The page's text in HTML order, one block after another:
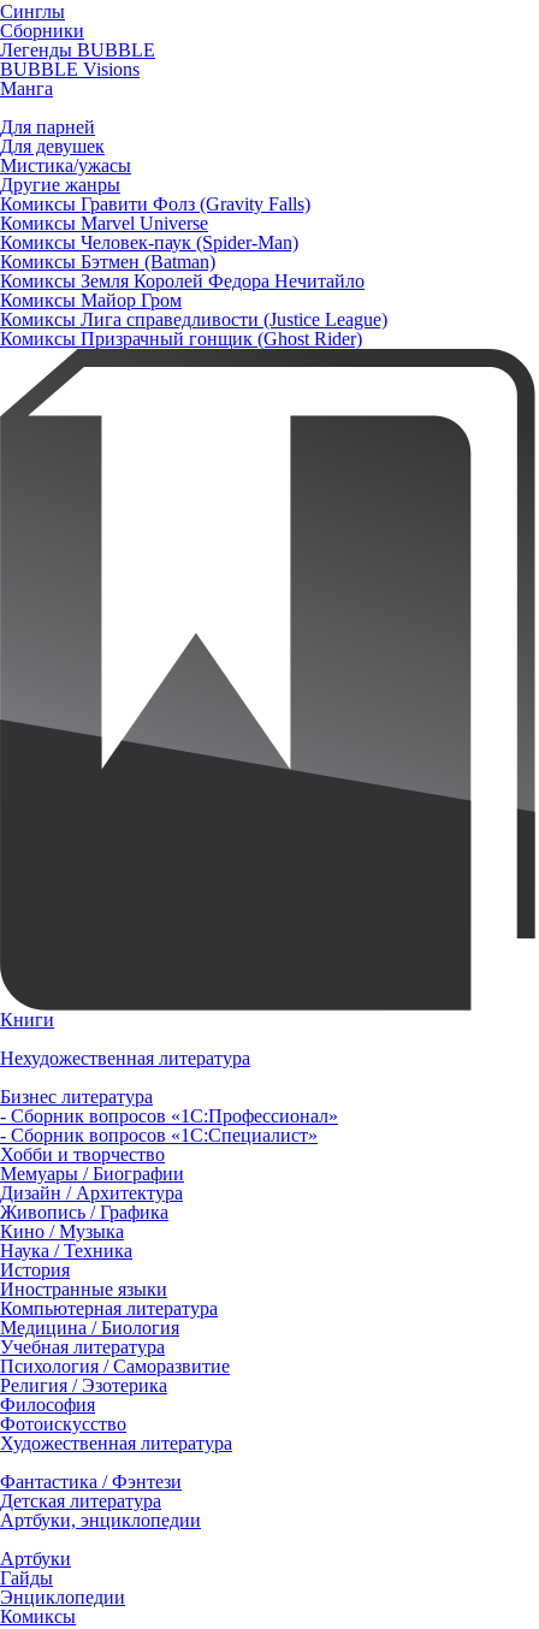
Синглы
Сборники
Легенды BUBBLE
BUBBLE Visions
Манга
Для парней
Для девушек
Мистика/ужасы
Другие жанры
Комиксы Гравити Фолз (Gravity Falls)
Комиксы Marvel Universe
Комиксы Человек-паук (Spider-Man)
Комиксы Бэтмен (Batman)
Комиксы Земля Королей Федора Нечитайло
Комиксы Майор Гром
Комиксы Лига справедливости (Justice League)
Комиксы Призрачный гонщик (Ghost Rider)
Книги
Нехудожественная литература
Бизнес литература
- Сборник вопросов «1С:Профессионал»
- Сборник вопросов «1С:Специалист»
Хобби и творчество
Мемуары / Биографии
Дизайн / Архитектура
Живопись / Графика
Кино / Музыка
Наука / Техника
История
Иностранные языки
Компьютерная литература
Медицина / Биология
Учебная литература
Психология / Саморазвитие
Религия / Эзотерика
Философия
Фотоискусство
Художественная литература
Фантастика / Фэнтези
Детская литература
Артбуки, энциклопедии
Артбуки
Гайды
Энциклопедии
Комиксы